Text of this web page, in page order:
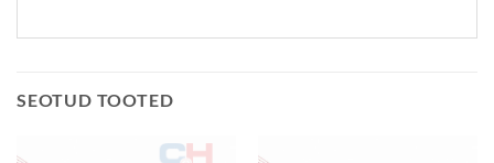
SEOTUD TOOTED